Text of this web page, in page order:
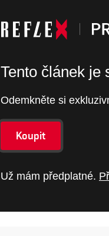
Tento článek je
Odemkněte si
Koupit
Už mám předplatné.